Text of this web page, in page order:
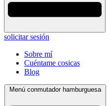
solicitar sesión
Sobre mí
Cuéntame cosicas
Blog
Menú conmutador hamburguesa